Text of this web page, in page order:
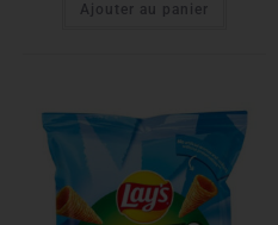
Ajouter au panier